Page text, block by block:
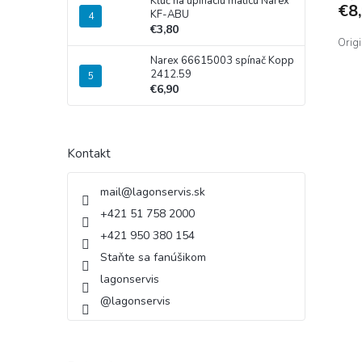
KF-ABU
€3,80
Narex 66615003 spínač Kopp
2412.59
€6,90
Kontakt
mail@lagonservis.sk
+421 51 758 2000
+421 950 380 154
Staňte sa fanúšikom
lagonservis
@lagonservis
je
z